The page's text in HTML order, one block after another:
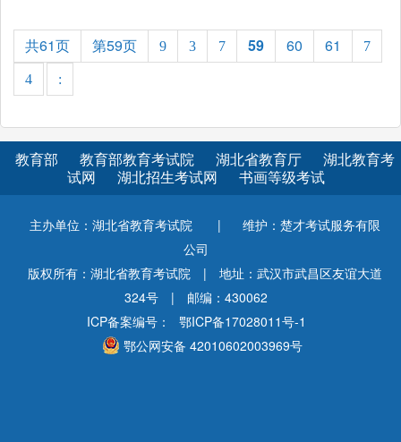
共61页 第59页 9 3 7 59 60 61 7
4 :
教育部 教育部教育考试院 湖北省教育厅
湖北教育考
试网
湖北招生考试网 书画等级考试
主办单位：湖北省教育考试院 |
维护：楚才考试服务有限
公司
版权所有：湖北省教育考试院
|
地址：武汉市武昌区友谊大道
324号
|
邮编：430062
ICP备案编号：
鄂ICP备17028011号-1
鄂公网安备 42010602003969号